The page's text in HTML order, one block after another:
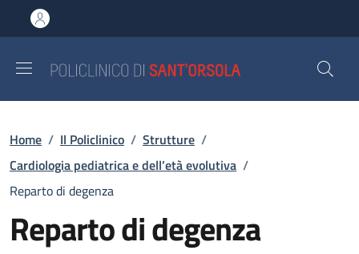
al contenuto principale
to footer content
Briciole di pane
Home / Il Policlinico / Strutture /
Cardiologia pediatrica e dell’età evolutiva /
Reparto di degenza
Reparto di degenza